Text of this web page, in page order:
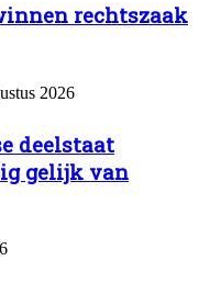
rechtszaak
2026
deelstaat
gelijk van